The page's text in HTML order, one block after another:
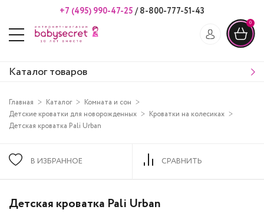
+7 (495) 990-47-25 /8-800-777-51-43
0
Каталог товаров
Главная Каталог
Комната и сон
Детские кроватки для новорожденных
Кроватки на колесиках
Детская кроватка Pali Urban
В ИЗБРАННОЕ СРАВНИТЬ
Детская кроватка Pali Urban